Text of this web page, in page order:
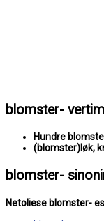
blomster-
Hundre
(blomster)løk,
blomster-
Netoliese blomster-